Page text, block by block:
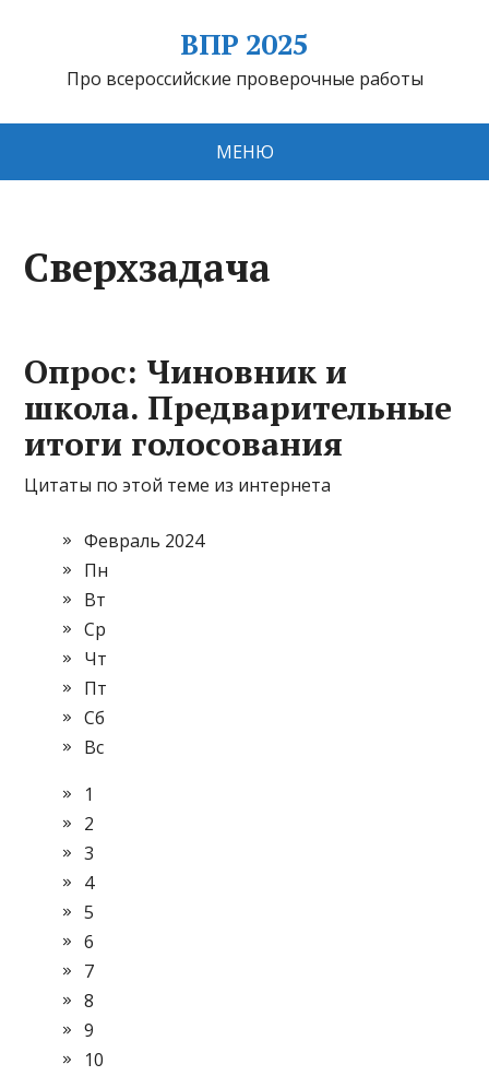
ВПР 2025
Про всероссийские проверочные работы
МЕНЮ
Сверхзадача
Опрос: Чиновник и
школа. Предварительные
итоги голосования
Цитаты по этой теме из интернета
Февраль 2024
Пн
Вт
Ср
Чт
Пт
Сб
Вс
1
2
3
4
5
6
7
8
9
10